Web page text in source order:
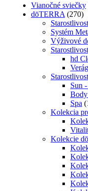
Vianočné sviečky
dōTERRA (270)
Systém
Výživové
hd
Sun
Spa
Kolekcia
Kolekcie